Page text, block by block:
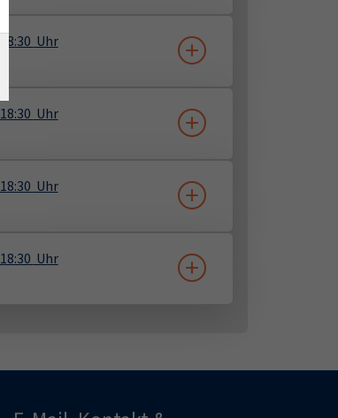
18:30 Uhr
18:30 Uhr
18:30 Uhr
18:30 Uhr